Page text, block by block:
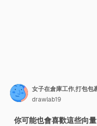
drawlab19
你可能也會喜歡這些向量